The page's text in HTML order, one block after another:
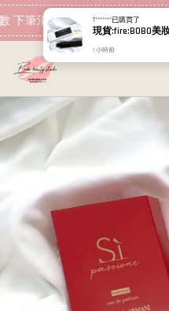
下筆消費即可折抵 現在去購物
T*******已購買了
1 小時前